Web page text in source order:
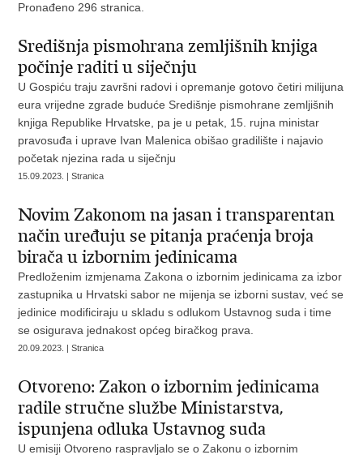
Pronađeno 296 stranica.
Središnja pismohrana zemljišnih knjiga
počinje raditi u siječnju
U Gospiću traju završni radovi i opremanje gotovo četiri milijuna
eura vrijedne zgrade buduće Središnje pismohrane zemljišnih
knjiga Republike Hrvatske, pa je u petak, 15. rujna ministar
pravosuđa i uprave Ivan Malenica obišao gradilište i najavio
početak njezina rada u siječnju
15.09.2023. | Stranica
Novim Zakonom na jasan i transparentan
način uređuju se pitanja praćenja broja
birača u izbornim jedinicama
Predloženim izmjenama Zakona o izbornim jedinicama za izbor
zastupnika u Hrvatski sabor ne mijenja se izborni sustav, već se
jedinice modificiraju u skladu s odlukom Ustavnog suda i time
se osigurava jednakost općeg biračkog prava.
20.09.2023. | Stranica
Otvoreno: Zakon o izbornim jedinicama
radile stručne službe Ministarstva,
ispunjena odluka Ustavnog suda
U emisiji Otvoreno raspravljalo se o Zakonu o izbornim